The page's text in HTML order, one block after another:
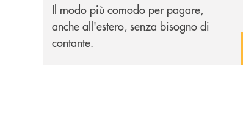
Il modo più comodo per pagare,
anche all'estero, senza bisogno di
contante.